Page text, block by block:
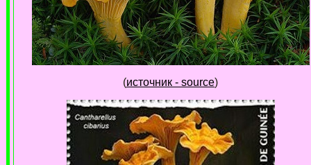
(источник - source)